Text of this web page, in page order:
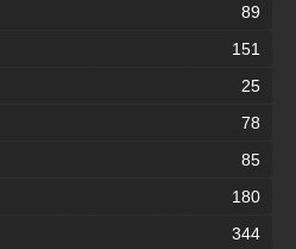
89
151
25
78
85
180
344